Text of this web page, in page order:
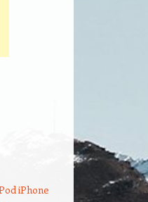
iPhone